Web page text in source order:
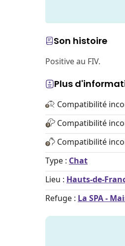
Son histoire
Positive au FIV.
Plus
Compatibilité
Compatibilité
Compatibilité
Type : Chat
Lieu : Hauts-de-
Refuge : La SPA -